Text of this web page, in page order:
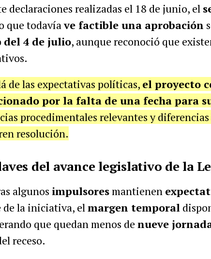
declaraciones realizadas el 18 de junio, el
que todavíave factible una aprobación
del 4 de julio, aunque reconoció que
de las expectativas políticas, el proyecto
por la falta de una fecha para
procedimentales relevantes y
resolución.
del avance legislativo de la
algunos impulsoresmantienen
de la iniciativa, elmargen temporal
que quedan menos de nueve
receso.